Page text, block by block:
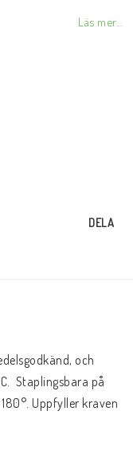
Läs mer...
DELA
och
Staplingsbara på
Uppfyller kraven